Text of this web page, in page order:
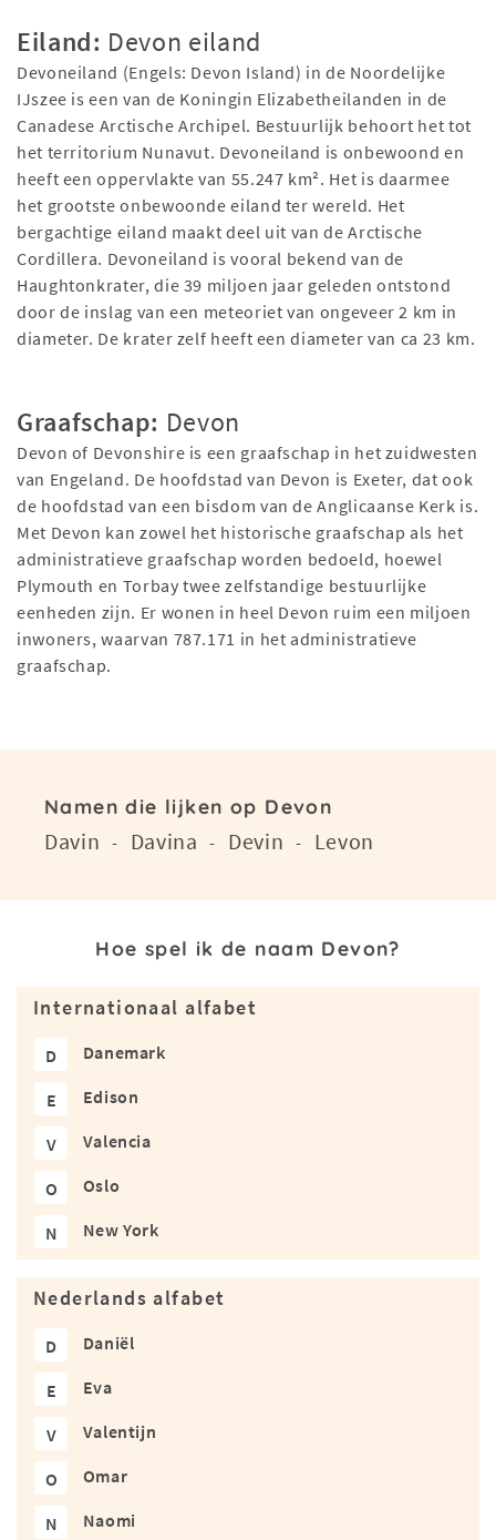
Eiland: Devon eiland
Devoneiland (Engels: Devon Island) in de Noordelijke
IJszee is een van de Koningin Elizabetheilanden in de
Canadese Arctische Archipel. Bestuurlijk behoort het tot
het territorium Nunavut. Devoneiland is onbewoond en
heeft een oppervlakte van 55.247 km². Het is daarmee
het grootste onbewoonde eiland ter wereld. Het
bergachtige eiland maakt deel uit van de Arctische
Cordillera. Devoneiland is vooral bekend van de
Haughtonkrater, die 39 miljoen jaar geleden ontstond
door de inslag van een meteoriet van ongeveer 2 km in
diameter. De krater zelf heeft een diameter van ca 23 km.
Graafschap: Devon
Devon of Devonshire is een graafschap in het zuidwesten
van Engeland. De hoofdstad van Devon is Exeter, dat ook
de hoofdstad van een bisdom van de Anglicaanse Kerk is.
Met Devon kan zowel het historische graafschap als het
administratieve graafschap worden bedoeld, hoewel
Plymouth en Torbay twee zelfstandige bestuurlijke
eenheden zijn. Er wonen in heel Devon ruim een miljoen
inwoners, waarvan 787.171 in het administratieve
graafschap.
Namen die lijken op Devon
Davin - Davina - Devin - Levon
Hoe spel ik de naam Devon?
Internationaal alfabet
D Danemark
E Edison
V Valencia
O Oslo
N New York
Nederlands alfabet
D Daniël
E Eva
V Valentijn
O Omar
N Naomi